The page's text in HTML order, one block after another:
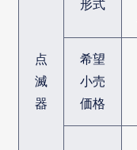
点
滅
器
形式
希望
小売
価格